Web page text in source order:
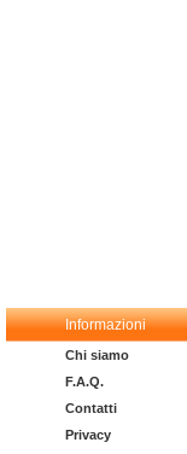
Informazioni
Chi siamo
F.A.Q.
Contatti
Privacy